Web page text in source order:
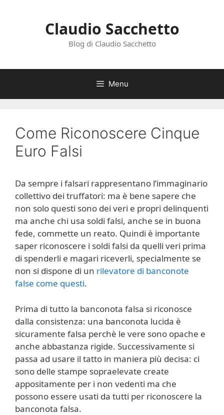
Claudio Sacchetto
Blog di Claudio Sacchetto
Menu
Come Riconoscere Cinque
Euro Falsi
Da sempre i falsari rappresentano l’immaginario
collettivo dei truffatori: ma è bene sapere che
non solo questi sono dei veri e propri delinquenti
ma anche chi usa soldi falsi, anche se in buona
fede, commette un reato. Quindi è importante
saper riconoscere i soldi falsi da quelli veri prima
di spenderli e magari riceverli, specialmente se
non si dispone di un rilevatore di banconote
false come questi.
Prima di tutto la banconota falsa si riconosce
dalla consistenza: una banconota lucida è
sicuramente falsa perchè le vere sono opache e
anche abbastanza rigide. Successivamente si
passa ad usare il tatto in maniera più decisa: ci
sono delle stampe sopraelevate create
appositamente per i non vedenti ma che
possono essere usati da tutti per riconoscere la
banconota falsa.